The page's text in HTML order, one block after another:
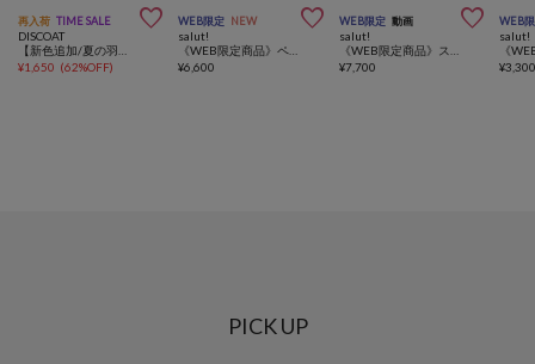
再入荷 TIME SALE 
DISCOAT
¥1,650 (62%OFF)
WEB限定 NEW 
salut!
¥6,600
WEB限定 動画 
salut!
¥7,700
WEB
salut!
¥
PICK UP